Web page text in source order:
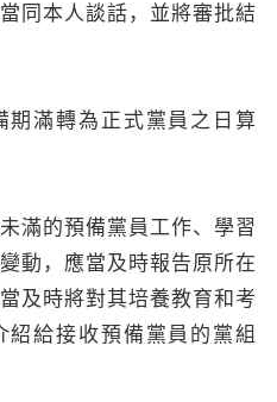
同本人談話，並將審批結
滿轉為正式黨員之日算
的預備黨員工作、學習
動，應當及時報告原所在
及時將對其培養教育和考
給接收預備黨員的黨組